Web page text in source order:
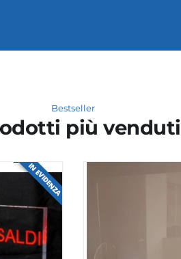
Bestseller
più venduti
IN EVIDENZA